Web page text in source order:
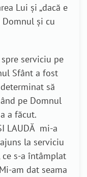
Lui și „dacă e
Domnul și cu
serviciu pe
Sfânt a fost
să
pe Domnul
a făcut.
LAUDĂ mi-a
la serviciu
ce s-a întâmplat
am dat seama